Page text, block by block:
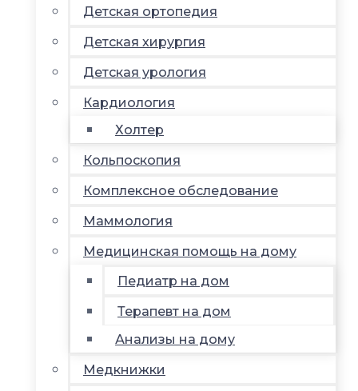
Детская ортопедия
Детская хирургия
Детская урология
Кардиология
Холтер
Кольпоскопия
Комплексное обследование
Маммология
Медицинская помощь на дому
Педиатр на дом
Терапевт на дом
Анализы на дому
Медкнижки